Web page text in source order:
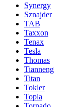
Synergy
Sznajder
TAB
Taxxon
Tenax
Tesla
Thomas
Tianneng
Titan
Tokler
Topla